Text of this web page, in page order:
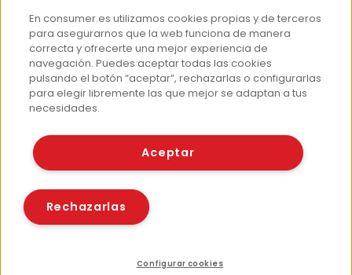
Hemeroteca
Contacto
Prensa
Corpus Lingüístico Consumer
© Fundación EROSKI
Políticas de cookies
En consumer.es utilizamos cookies propias y de terceros
para asegurarnos que la web funciona de manera
correcta y ofrecerte una mejor experiencia de
navegación. Puedes aceptar todas las cookies
pulsando el botón “aceptar”, rechazarlas o configurarlas
para elegir libremente las que mejor se adaptan a tus
necesidades.
Aceptar
Rechazarlas
Configurar cookies